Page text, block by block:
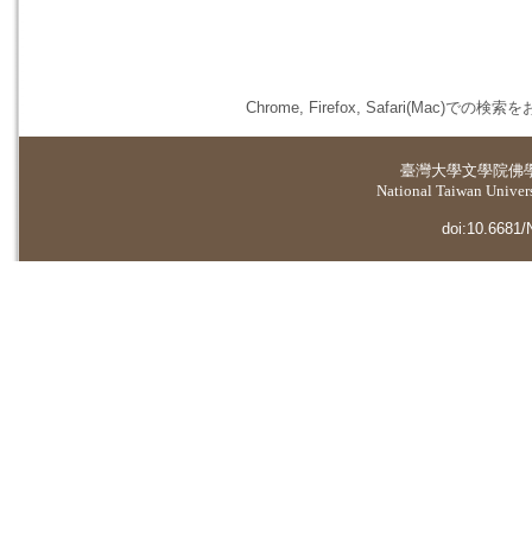
Chrome, Firefox, Safari(Mac)での検索を
臺灣大學文學院佛
National Taiwan
doi:10.6681/